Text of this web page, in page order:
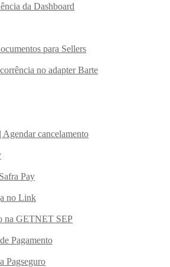
da Dashboard
para Sellers
no adapter Barte
cancelamento
Pay
no Link
na GETNET SEP
Pagamento
Pagseguro